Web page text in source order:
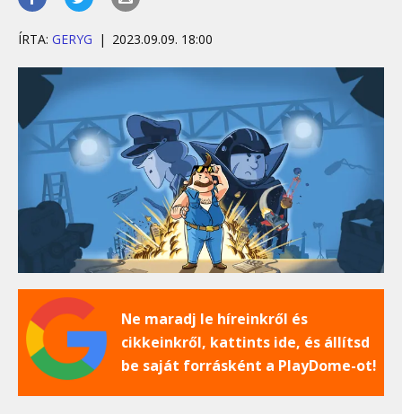
ÍRTA: GERYG 2023.09.09. 18:00
Ne maradj le híreinkről és
cikkeinkről, kattints ide, és állítsd
be saját forrásként a PlayDome-ot!